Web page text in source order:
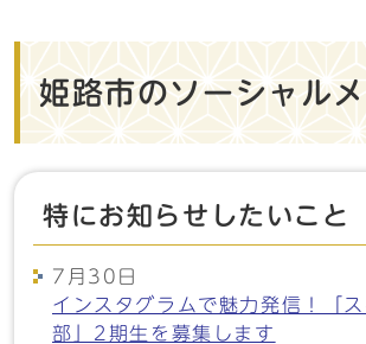
姫路市のソーシャル
特にお知らせしたいこと
7月30日
インスタグラムで魅力発信！「
部」2期生を募集します